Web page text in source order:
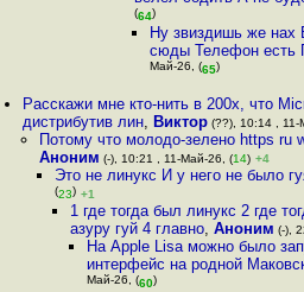
(64)
Ну звиздишь же нах
сюды Телефон есть
Май-26, (65)
Расскажи мне кто-нить в 200x, что
дистрибутив лин, Виктор (??), 10:14 , 11-
Потому что молодо-зелено https ru
Аноним (-), 10:21 , 11-Май-26, (14) +4
Это не линукс И у него не было
(23) +1
1 где тогда был линукс 2 где
азуру гуй 4 главно,Аноним (-),
На Apple Lisa можно было
интерфейс на родной
Май-26, (60)